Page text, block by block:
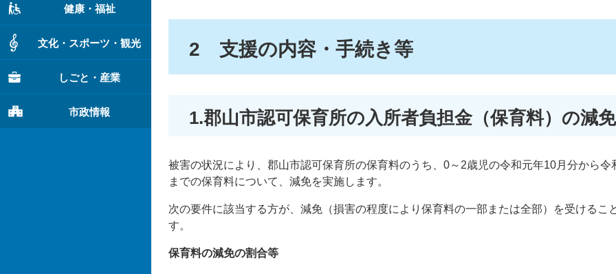
健康・福祉
文化・スポーツ・観光
しごと・産業
市政情報
2 支援の内容・手続き等
1.郡山市認可保育所の入所者負担金（保育料）の減免
被害の状況により、郡山市認可保育所の保育料のうち、0～2歳児の令和元年10月分から令
までの保育料について、減免を実施します。
次の要件に該当する方が、減免（損害の程度により保育料の一部または全部）を受けるこ
す。
保育料の減免の割合等